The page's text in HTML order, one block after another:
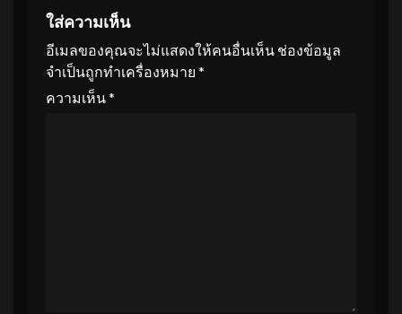
ใส่ความเห็น
อีเมลของคุณจะไม่แสดงให้คนอื่นเห็น ช่องข้อมูล
จำเป็นถูกทำเครื่องหมาย *
ความเห็น*